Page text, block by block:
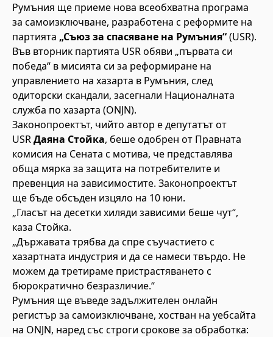
Румъния ще приеме нова всеобхватна програма
за самоизключване, разработена с реформите на
партията „Съюз за спасяване на Румъния“(USR).
Във вторник партията USR обяви „първата си
победа“ в мисията си за реформиране на
управлението на хазарта в Румъния, след
одиторски скандали, засегнали Националната
служба по хазарта (ONJN).
Законопроектът, чийто автор е депутатът от
USRДаяна Стойка, беше одобрен от Правната
комисия на Сената с мотива, че представлява
обща мярка за защита на потребителите и
превенция на зависимостите. Законопроектът
ще бъде обсъден изцяло на 10 юни.
„Гласът на десетки хиляди зависими беше чут“,
каза Стойка.
„Държавата трябва да спре съучастието с
хазартната индустрия и да се намеси твърдо. Не
можем да третираме пристрастяването с
бюрократично безразличие.“
Румъния ще въведе задължителен онлайн
регистър за самоизключване, хостван на уебсайта
на ONJN, наред със строги срокове за обработка: